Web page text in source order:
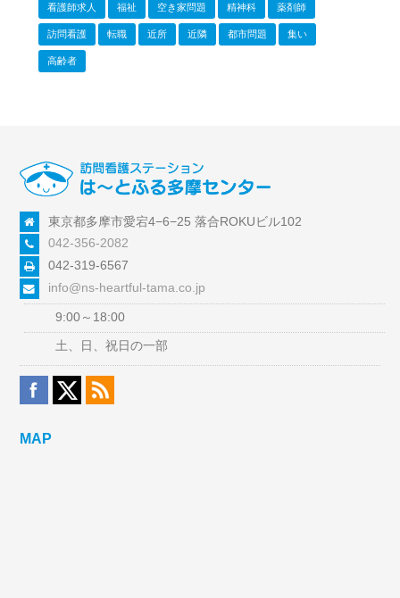
看護師求人 福祉 空き家問題 精神科 薬剤師
訪問看護 転職 近所 近隣 都市問題 集い
高齢者
東京都多摩市愛宕4−6−25 落合ROKUビル102
042-356-2082
042-319-6567
info@ns-heartful-tama.co.jp
9:00～18:00
土、日、祝日の一部
MAP